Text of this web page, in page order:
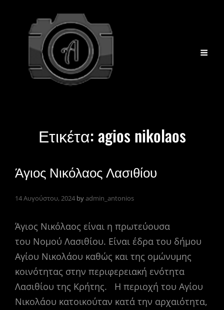
Ετικέτα:agios nikolaos
Άγιος Νικόλαος Λασιθίου
14 Αυγούστου, 2024 byadmin_antonios
Άγιος Νικόλαος είναι η πρωτεύουσα
του Νομού Λασιθίου. Είναι έδρα του δήμου
Αγίου Νικολάου καθώς και της ομώνυμης
κοινότητας στην περιφερειακή ενότητα
Λασιθίου της Κρήτης. Η περιοχή του Αγίου
Νικολάου κατοικούταν κατά την αρχαιότητα,